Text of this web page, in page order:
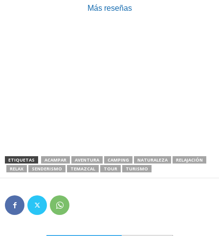
Más reseñas
ETIQUETAS ACAMPAR AVENTURA CAMPING NATURALEZA
RELAJACIÓN
RELAX
SENDERISMO TEMAZCAL TOUR TURISMO